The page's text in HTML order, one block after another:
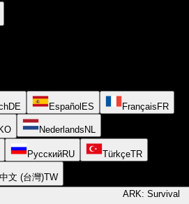
DE Español ES Français FR
KO Nederlands NL
РусскийRU TürkçeTR
文 (台灣)TW
ARK: Survival